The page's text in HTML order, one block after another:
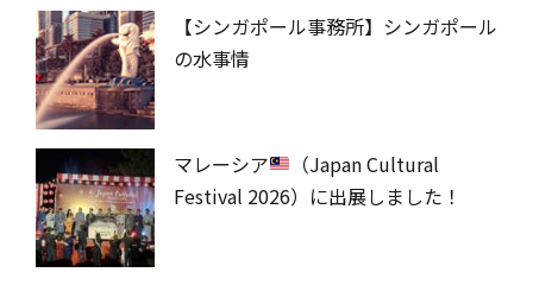
【シンガポール事務所】シンガポール
の水事情
マレーシア
（Japan Cultural
Festival 2026）に出展しました！